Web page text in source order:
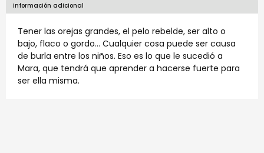
Información adicional
Tener las orejas grandes, el pelo rebelde, ser alto o
bajo, flaco o gordo… Cualquier cosa puede ser causa
de burla entre los niños. Eso es lo que le sucedió a
Mara, que tendrá que aprender a hacerse fuerte para
ser ella misma.